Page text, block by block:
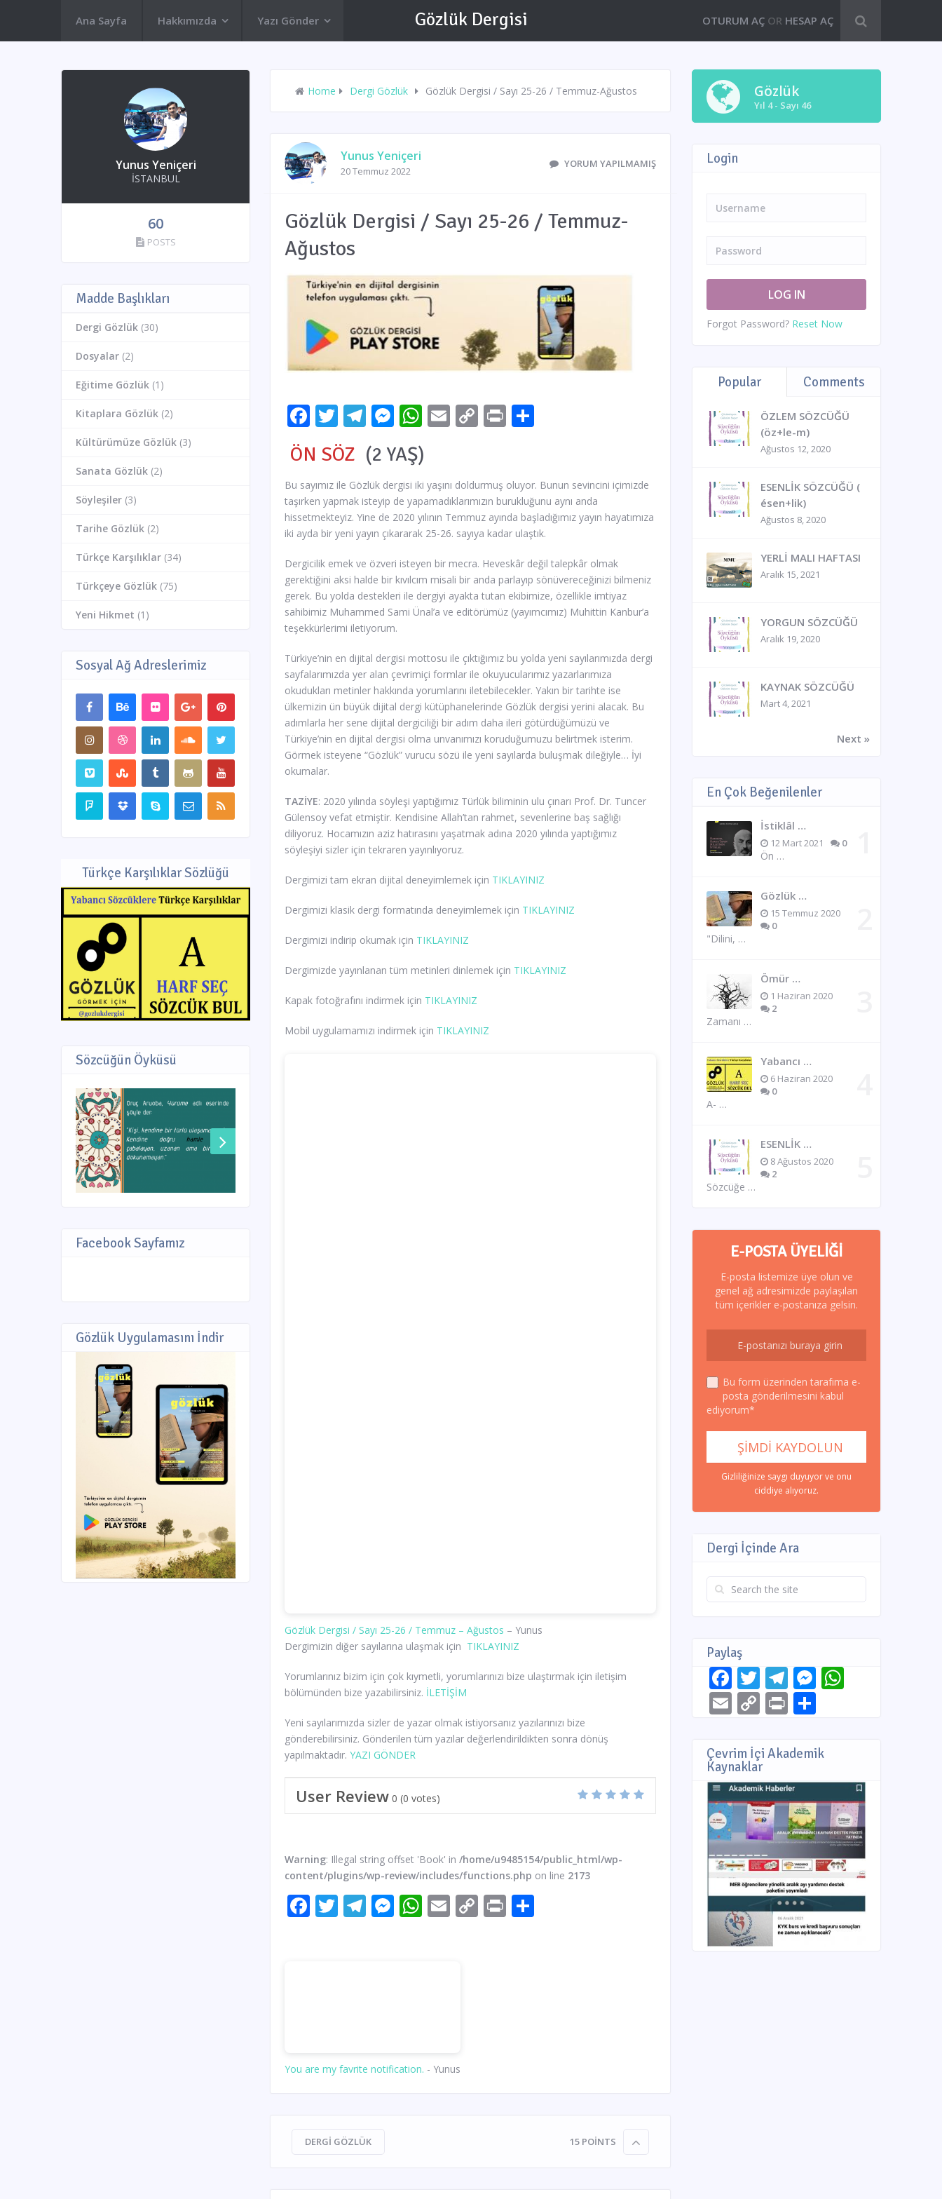
Ana Sayfa Hakkımızda Yazı Gönder Gözlük Dergisi OTURUM AÇ OR HESAP AÇ
Home Dergi Gözlük Gözlük Dergisi / Sayı 25-26 / Temmuz-Ağustos
Yunus Yeniçeri
20 Temmuz 2022
YORUM YAPILMAMIŞ
Gözlük Dergisi / Sayı 25-26 / Temmuz-
Ağustos
Facebook
Twitter
Telegram
Messenger
WhatsApp
Email
Copy
PrintShare
ÖN SÖZ (2 YAŞ)
Bu sayımız ile Gözlük dergisi iki yaşını doldurmuş oluyor. Bunun sevincini içimizde
taşırken yapmak isteyip de yapamadıklarımızın burukluğunu aynı anda
hissetmekteyiz. Yine de 2020 yılının Temmuz ayında başladığımız yayın hayatımıza
iki ayda bir yeni yayın çıkararak 25-26. sayıya kadar ulaştık.
Dergicilik emek ve özveri isteyen bir mecra. Heveskâr değil talepkâr olmak
gerektiğini aksi halde bir kıvılcım misali bir anda parlayıp sönüvereceğinizi bilmeniz
gerek. Bu yolda destekleri ile dergiyi ayakta tutan ekibimize, özellikle imtiyaz
sahibimiz Muhammed Sami Ünal’a ve editörümüz (yayımcımız) Muhittin Kanbur’a
teşekkürlerimi iletiyorum.
Türkiye’nin en dijital dergisi mottosu ile çıktığımız bu yolda yeni sayılarımızda dergi
sayfalarımızda yer alan çevrimiçi formlar ile okuyucularımız yazarlarımıza
okudukları metinler hakkında yorumlarını iletebilecekler. Yakın bir tarihte ise
ülkemizin ün büyük dijital dergi kütüphanelerinde Gözlük dergisi yerini alacak. Bu
adımlarla her sene dijital dergiciliği bir adım daha ileri götürdüğümüzü ve
Türkiye’nin en dijital dergisi olma unvanımızı koruduğumuzu belirtmek isterim.
Görmek isteyene “Gözlük” vurucu sözü ile yeni sayılarda buluşmak dileğiyle… İyi
okumalar.
TAZİYE: 2020 yılında söyleşi yaptığımız Türlük biliminin ulu çınarı Prof. Dr. Tuncer
Gülensoy vefat etmiştir. Kendisine Allah’tan rahmet, sevenlerine baş sağlığı
diliyoruz. Hocamızın aziz hatırasını yaşatmak adına 2020 yılında yaptığımız
söyleşiyi sizler için tekraren yayınlıyoruz.
Dergimizi tam ekran dijital deneyimlemek için TIKLAYINIZ
Dergimizi klasik dergi formatında deneyimlemek için TIKLAYINIZ
Dergimizi indirip okumak için TIKLAYINIZ
Dergimizde yayınlanan tüm metinleri dinlemek için TIKLAYINIZ
Kapak fotoğrafını indirmek için TIKLAYINIZ
Mobil uygulamamızı indirmek için TIKLAYINIZ
Gözlük Dergisi / Sayı 25-26 / Temmuz – Ağustos – Yunus
Dergimizin diğer sayılarına ulaşmak için TIKLAYINIZ
Yorumlarınız bizim için çok kıymetli, yorumlarınızı bize ulaştırmak için iletişim
bölümünden bize yazabilirsiniz. İLETİŞİM
Yeni sayılarımızda sizler de yazar olmak istiyorsanız yazılarınızı bize
gönderebilirsiniz. Gönderilen tüm yazılar değerlendirildikten sonra dönüş
yapılmaktadır. YAZI GÖNDER
User Review 0 (0 votes)
Warning: Illegal string offset 'Book' in /home/u9485154/public_html/wp-
content/plugins/wp-review/includes/functions.php on line 2173
Facebook
Twitter
Telegram
Messenger
WhatsApp
Email
Copy
PrintShare
You are my favrite notification. - Yunus
DERGI GÖZLÜK 15 POINTS
Yunus Yeniçeri
İSTANBUL
60
POSTS
Madde Başlıkları
Dergi Gözlük (30)
Dosyalar (2)
Eğitime Gözlük (1)
Kitaplara Gözlük (2)
Kültürümüze Gözlük (3)
Sanata Gözlük (2)
Söyleşiler (3)
Tarihe Gözlük (2)
Türkçe Karşılıklar (34)
Türkçeye Gözlük (75)
Yeni Hikmet (1)
Sosyal Ağ Adreslerimiz
Türkçe Karşılıklar Sözlüğü
Sözcüğün Öyküsü
Facebook Sayfamız
Gözlük Uygulamasını İndir
Gözlük
Yıl 4 - Sayı 46
Login
Forgot Password? Reset Now
Popular Comments
ÖZLEM SÖZCÜĞÜ
(öz+le-m)
Ağustos 12, 2020
ESENLİK SÖZCÜĞÜ (
ésen+lik)
Ağustos 8, 2020
YERLİ MALI HAFTASI
Aralık 15, 2021
YORGUN SÖZCÜĞÜ
Aralık 19, 2020
KAYNAK SÖZCÜĞÜ
Mart 4, 2021
Next »
En Çok Beğenilenler
İstiklâl …
12 Mart 2021 0
Ön …
Gözlük …
15 Temmuz 2020
0
"Dilini, …
Ömür …
1 Haziran 2020
2
Zamanı …
Yabancı …
6 Haziran 2020
0
A- …
ESENLİK …
8 Ağustos 2020
2
Sözcüğe …
E-POSTA ÜYELIĞI
E-posta listemize üye olun ve
genel ağ adresimizde paylaşılan
tüm içerikler e-postanıza gelsin.
Bu form üzerinden tarafıma e-
posta gönderilmesini kabul
ediyorum*
Gizliliğinize saygı duyuyor ve onu
ciddiye alıyoruz.
Dergi İçinde Ara
Paylaş
Facebook
Twitter
Telegram
Messenger
EmailCopy
Print
Çevrim İçi Akademik
Kaynaklar